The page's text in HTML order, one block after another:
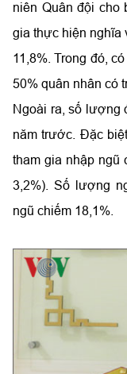
niên Quân đội cho
gia thực hiện
11,8%. Trong đó,
50% quân nhân có
Ngoài ra, số lượng
năm trước. Đặc
tham gia nhập ngũ
3,2%). Số lượng
ngũ chiếm 18,1%.